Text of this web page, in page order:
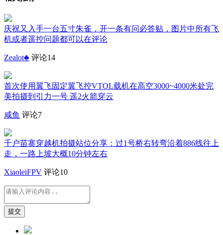
庆祝又入手一台五寸朱雀，开一条有问必答贴，图片中所有飞
机或者遥控问题都可以在评论
Zealot♣️ 评论14
首次使用翼飞固定翼飞控VTOL载机在高空3000~4000米处完
美拍摄到引力一号 遥2火箭穿云
咸鱼 评论7
千户苗寨穿越机拍摄站位分享：过1号桥右转弯沿着886线往上
走，一路上坡大概10分钟左右
XiaoleiFPV 评论10
提交